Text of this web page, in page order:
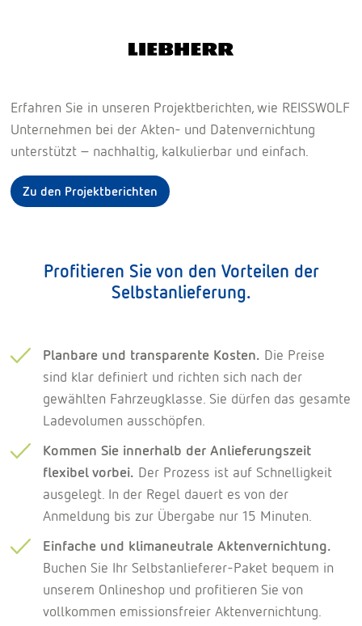
Erfahren Sie in unseren Projektberichten, wie REISSWOLF
Unternehmen bei der Akten- und Datenvernichtung
unterstützt – nachhaltig, kalkulierbar und einfach.
Zu den Projektberichten
Profitieren Sie von den Vorteilen der
Selbstanlieferung.
Planbare und transparente Kosten. Die Preise
sind klar definiert und richten sich nach der
gewählten Fahrzeugklasse. Sie dürfen das gesamte
Ladevolumen ausschöpfen.
Kommen Sie innerhalb der Anlieferungszeit
flexibel vorbei. Der Prozess ist auf Schnelligkeit
ausgelegt. In der Regel dauert es von der
Anmeldung bis zur Übergabe nur 15 Minuten.
Einfache und klimaneutrale Aktenvernichtung.
Buchen Sie Ihr Selbstanlieferer-Paket bequem in
unserem Onlineshop und profitieren Sie von
vollkommen emissionsfreier Aktenvernichtung.